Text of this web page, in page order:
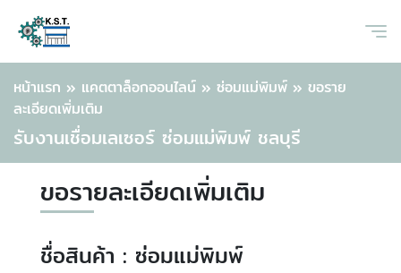
หน้าแรก » แคตตาล็อกออนไลน์ » ซ่อมแม่พิมพ์ » ขอราย
ละเอียดเพิ่มเติม
รับงานเชื่อมเลเซอร์ ซ่อมแม่พิมพ์ ชลบุรี
ขอรายละเอียดเพิ่มเติม
ชื่อสินค้า : ซ่อมแม่พิมพ์